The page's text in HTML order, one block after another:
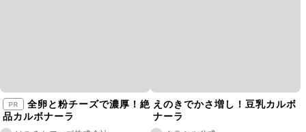
品カルボナーラ
えのきでかさ増し！豆乳カルボ
ナーラ